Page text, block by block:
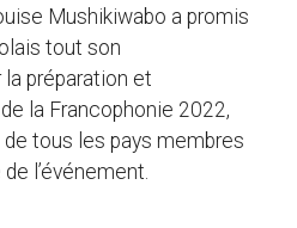
Mushikiwabo a promis
tout son
préparation et
la Francophonie 2022,
tous les pays membres
l’événement.